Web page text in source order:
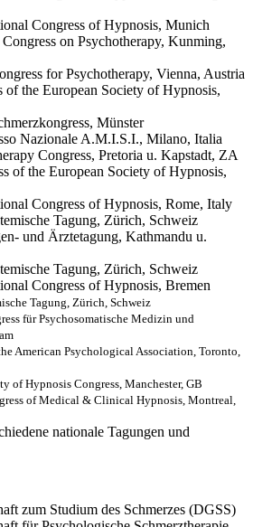
Congress of Hypnosis, Munich
on Psychotherapy, Kunming,
for Psychotherapy, Vienna, Austria
of the European Society of Hypnosis,
Münster
Nazionale A.M.I.S.I., Milano, Italia
Congress, Pretoria u. Kapstadt, ZA
of the European Society of Hypnosis,
Congress of Hypnosis, Rome, Italy
Tagung, Zürich, Schweiz
und Ärztetagung, Kathmandu u.
Tagung, Zürich, Schweiz
Congress of Hypnosis, Bremen
Tagung, Zürich, Schweiz
für Psychosomatische Medizin und
American Psychological Association, Toronto,
of Hypnosis Congress, Manchester, GB
of Medical & Clinical Hypnosis, Montreal,
nationale Tagungen und
zum Studium des Schmerzes (DGSS)